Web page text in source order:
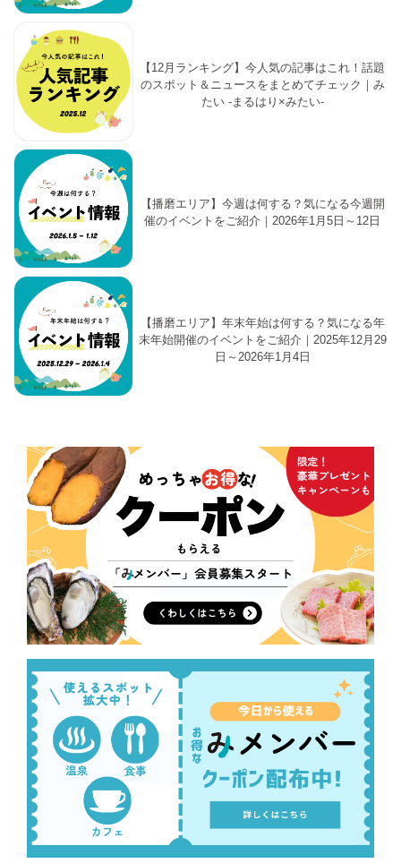
【12月ランキング】今人気の記事はこれ！話題
のスポット＆ニュースをまとめてチェック｜み
たい -まるはり×みたい-
【播磨エリア】今週は何する？気になる今週開
催のイベントをご紹介｜2026年1月5日～12日
【播磨エリア】年末年始は何する？気になる年
末年始開催のイベントをご紹介｜2025年12月29
日～2026年1月4日